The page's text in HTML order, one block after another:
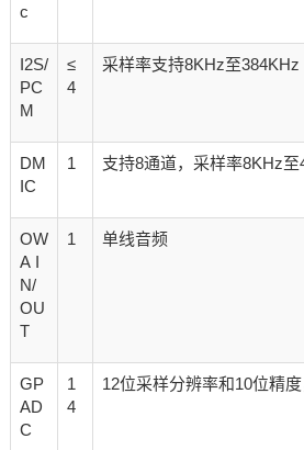
c
I2S/
PC
M
≤
4
采样率支持8KHz至384KHz
DM
IC
1 支持8通道，采样率8KHz至
OW
A I
N/
OU
T
1 单线音频
GP
AD
C
1
4
12位采样分辨率和10位精